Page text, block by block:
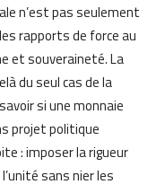
n’est pas seulement
rapports de force au
et souveraineté. La
du seul cas de la
si une monnaie
projet politique
: imposer la rigueur
sans nier les